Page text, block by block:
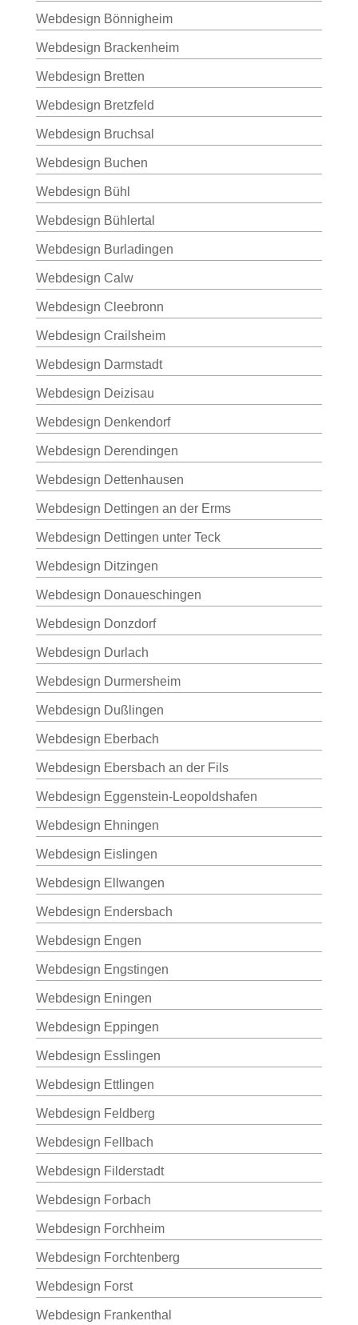
Webdesign Bönnigheim
Webdesign Brackenheim
Webdesign Bretten
Webdesign Bretzfeld
Webdesign Bruchsal
Webdesign Buchen
Webdesign Bühl
Webdesign Bühlertal
Webdesign Burladingen
Webdesign Calw
Webdesign Cleebronn
Webdesign Crailsheim
Webdesign Darmstadt
Webdesign Deizisau
Webdesign Denkendorf
Webdesign Derendingen
Webdesign Dettenhausen
Webdesign Dettingen an der Erms
Webdesign Dettingen unter Teck
Webdesign Ditzingen
Webdesign Donaueschingen
Webdesign Donzdorf
Webdesign Durlach
Webdesign Durmersheim
Webdesign Dußlingen
Webdesign Eberbach
Webdesign Ebersbach an der Fils
Webdesign Eggenstein-Leopoldshafen
Webdesign Ehningen
Webdesign Eislingen
Webdesign Ellwangen
Webdesign Endersbach
Webdesign Engen
Webdesign Engstingen
Webdesign Eningen
Webdesign Eppingen
Webdesign Esslingen
Webdesign Ettlingen
Webdesign Feldberg
Webdesign Fellbach
Webdesign Filderstadt
Webdesign Forbach
Webdesign Forchheim
Webdesign Forchtenberg
Webdesign Forst
Webdesign Frankenthal